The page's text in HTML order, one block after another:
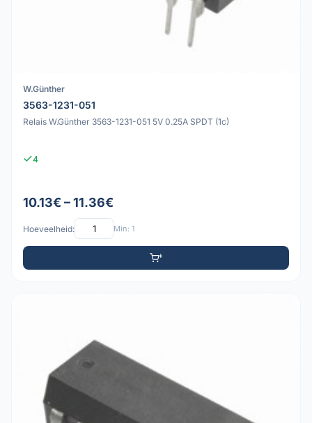
W.Günther
3563-1231-051
Relais W.Günther 3563-1231-051 5V 0.25A SPDT (1c)
4
10.13€ – 11.36€
Hoeveelheid: Min: 1